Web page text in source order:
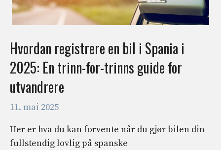
Hvordan registrere en bil i Spania i
2025: En trinn-for-trinns guide for
utvandrere
11. mai 2025
Her er hva du kan forvente når du gjør bilen din
fullstendig lovlig på spanske